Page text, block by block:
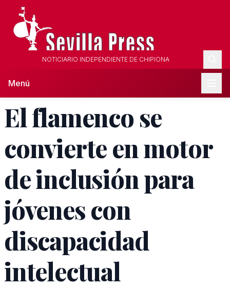
NOTICIARIO INDEPENDIENTE DE CHIPIONA
Menú
El flamenco se
convierte en motor
de inclusión para
jóvenes con
discapacidad
intelectual